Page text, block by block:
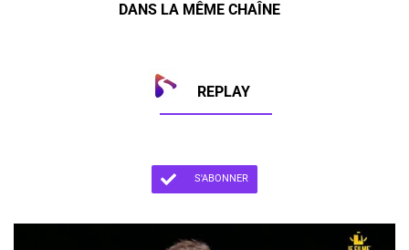
DANS LA MÊME CHAÎNE
REPLAY
S'ABONNER